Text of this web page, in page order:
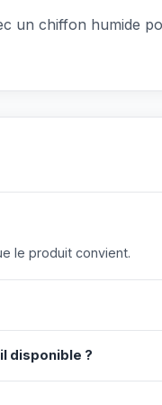
un chiffon humide
le produit convient.
disponible ?